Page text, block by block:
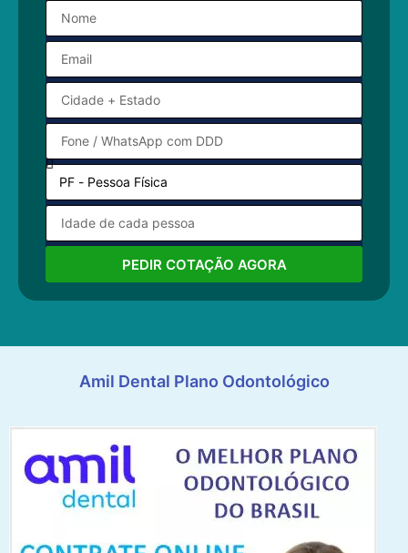
PEDIR COTAÇÃO AGORA
Amil Dental Plano Odontológico